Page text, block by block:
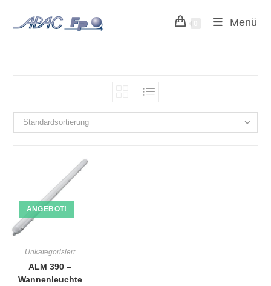
Menü
Standardsortierung
ANGEBOT!
Unkategorisiert
ALM 390 –
Wannenleuchte